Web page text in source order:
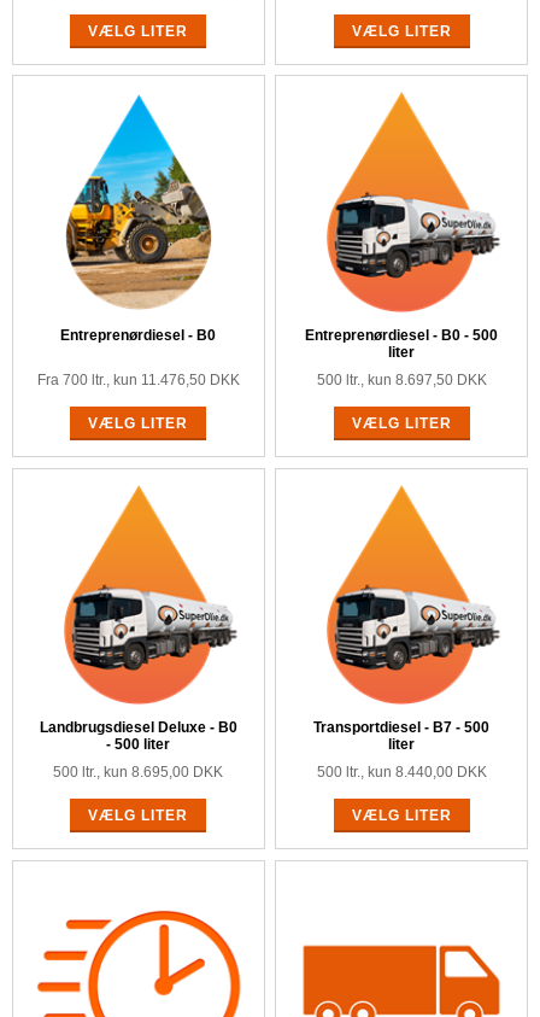
VÆLG LITER VÆLG LITER
Entreprenørdiesel - B0
Fra 700 ltr., kun 11.476,50DKK
VÆLG LITER
Entreprenørdiesel - B0 - 500
liter
500 ltr., kun 8.697,50 DKK
VÆLG LITER
Landbrugsdiesel Deluxe - B0
- 500 liter
500 ltr., kun 8.695,00 DKK
VÆLG LITER
Transportdiesel - B7 - 500
liter
500 ltr., kun 8.440,00 DKK
VÆLG LITER